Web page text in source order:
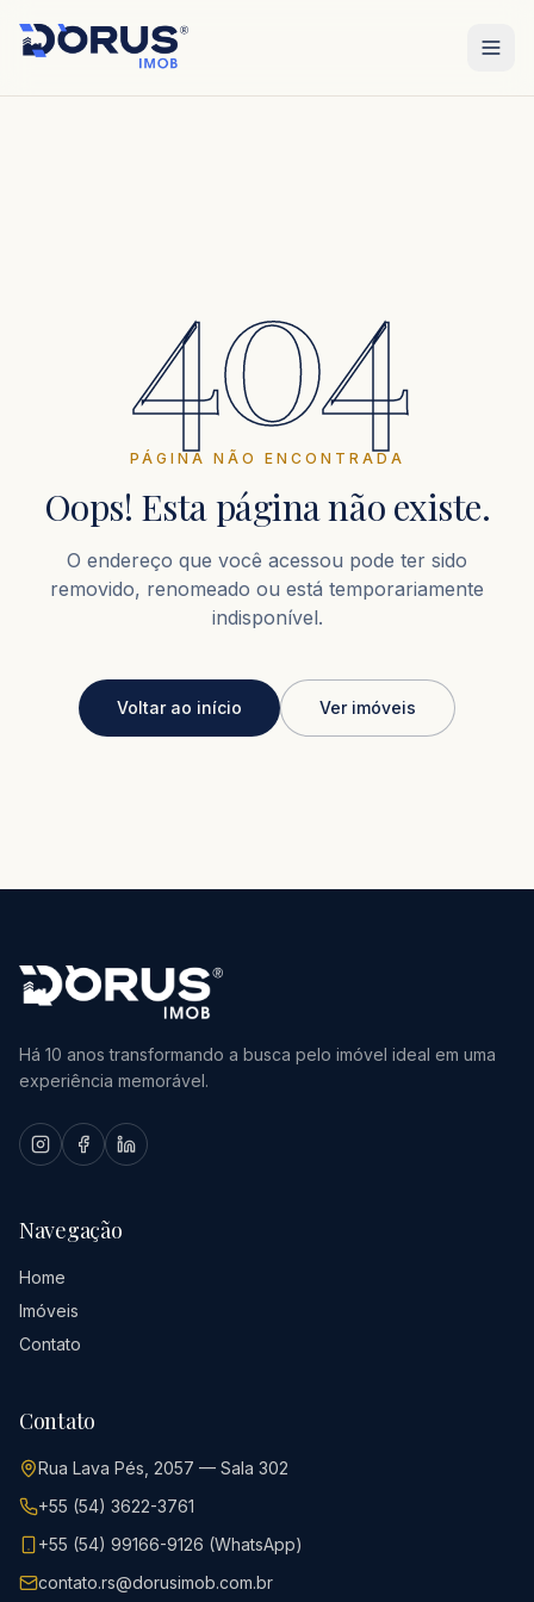
404
PÁGINA NÃO ENCONTRADA
Oops! Esta página não existe.
O endereço que você acessou pode ter sido
removido, renomeado ou está temporariamente
indisponível.
Voltar ao início Ver imóveis
Há 10 anos transformando a busca pelo imóvel ideal em uma
experiência memorável.
Navegação
Home
Imóveis
Contato
Contato
Rua Lava Pés, 2057 — Sala 302
+55 (54) 3622-3761
+55 (54) 99166-9126 (WhatsApp)
contato.rs@dorusimob.com.br